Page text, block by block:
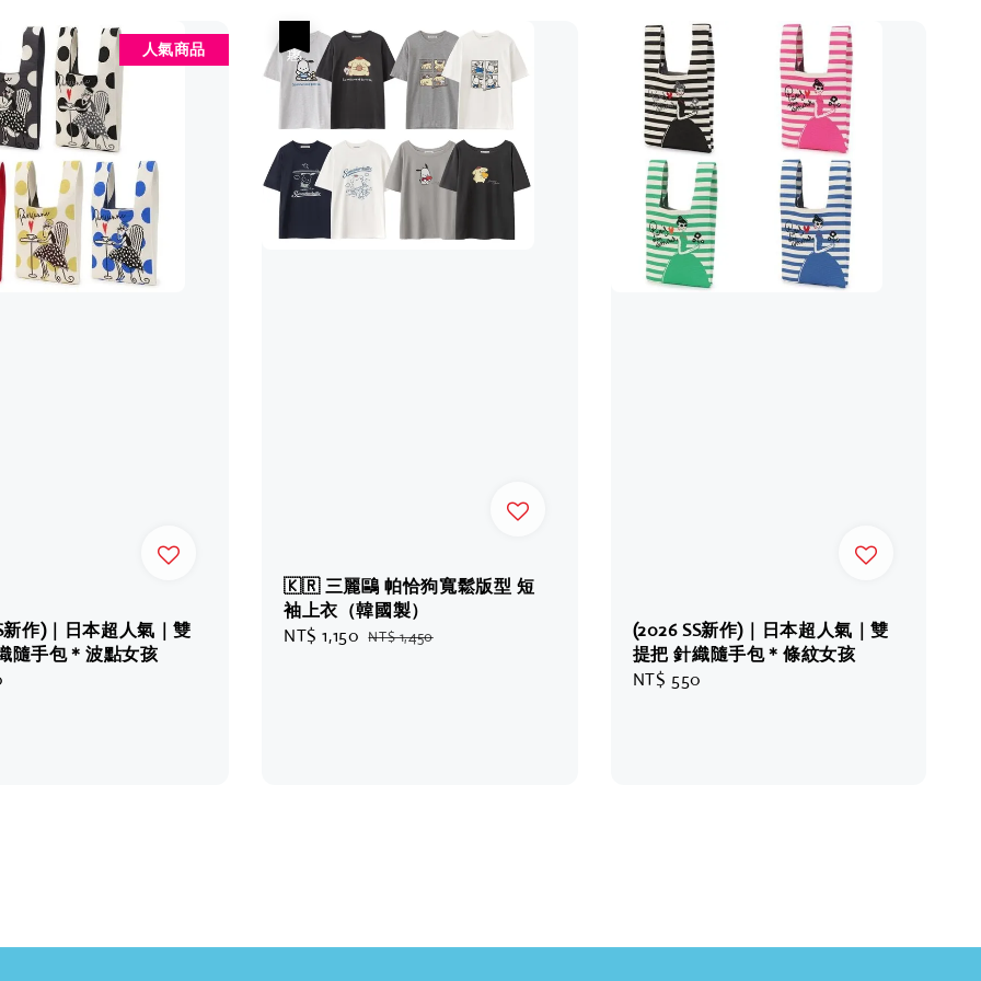
人氣商品
新作)｜日本超人氣｜雙
隨手包＊波點女孩
🇰🇷 三麗鷗 帕恰狗寬鬆版型 短
袖上衣（韓國製）
Sale
NT$ 1,150 Regular
NT$ 1,450
(2026 SS新作)｜日本超人氣｜雙
提把 針織隨手包＊條紋女孩
Regular
NT$ 550